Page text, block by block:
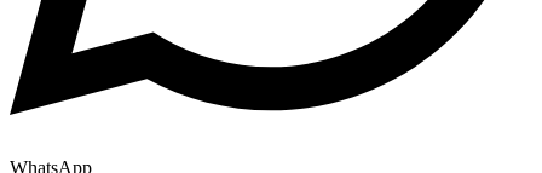
WhatsApp